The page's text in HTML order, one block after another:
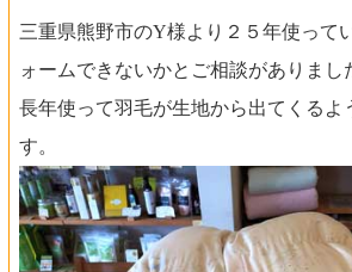
三重県熊野市のY様より２５年使って
ォームできないかとご相談がありまし
長年使って羽毛が生地から出てくるよ
す。